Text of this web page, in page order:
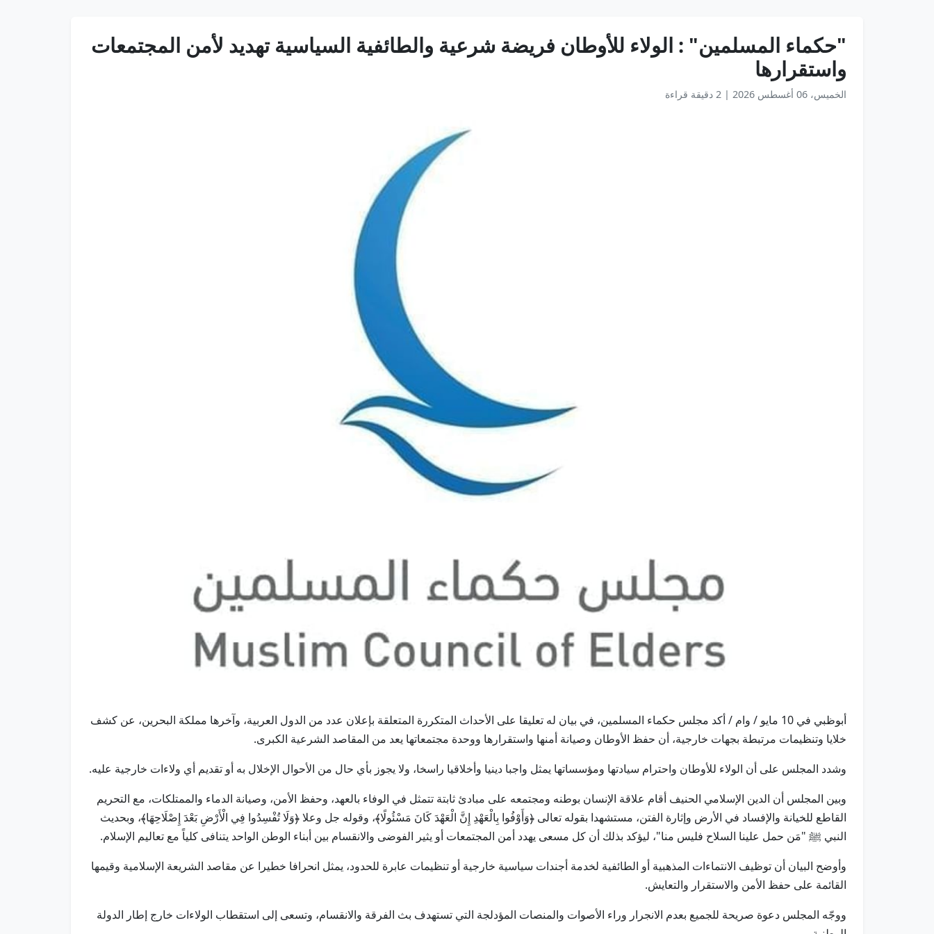
"حكماء المسلمين" : الولاء للأوطان فريضة شرعية والطائفية السياسية تهديد لأمن المجتمعات
واستقرارها
الخميس، 06 أغسطس 2026 | 2 دقيقة قراءة
أبوظبي في 10 مايو / وام / أكد مجلس حكماء المسلمين، في بيان له تعليقا على الأحداث المتكررة المتعلقة بإعلان عدد من الدول العربية، وآخرها مملكة البحرين، عن كشف
خلايا وتنظيمات مرتبطة بجهات خارجية، أن حفظ الأوطان وصيانة أمنها واستقرارها ووحدة مجتمعاتها يعد من المقاصد الشرعية الكبرى.
وشدد المجلس على أن الولاء للأوطان واحترام سيادتها ومؤسساتها يمثل واجبا دينيا وأخلاقيا راسخا، ولا يجوز بأي حال من الأحوال الإخلال به أو تقديم أي ولاءات خارجية عليه.
وبين المجلس أن الدين الإسلامي الحنيف أقام علاقة الإنسان بوطنه ومجتمعه على مبادئ ثابتة تتمثل في الوفاء بالعهد، وحفظ الأمن، وصيانة الدماء والممتلكات، مع التحريم
القاطع للخيانة والإفساد في الأرض وإثارة الفتن، مستشهدا بقوله تعالى ﴿وَأَوْفُوا بِالْعَهْدِ إِنَّ الْعَهْدَ كَانَ مَسْئُولًا﴾، وقوله جل وعلا ﴿وَلَا تُفْسِدُوا فِي الْأَرْضِ بَعْدَ إِصْلَاحِهَا﴾، وبحديث
النبي ﷺ "مَن حمل علينا السلاح فليس منا"، ليؤكد بذلك أن كل مسعى يهدد أمن المجتمعات أو يثير الفوضى والانقسام بين أبناء الوطن الواحد يتنافى كلياً مع تعاليم الإسلام.
وأوضح البيان أن توظيف الانتماءات المذهبية أو الطائفية لخدمة أجندات سياسية خارجية أو تنظيمات عابرة للحدود، يمثل انحرافا خطيرا عن مقاصد الشريعة الإسلامية وقيمها
القائمة على حفظ الأمن والاستقرار والتعايش.
ووجّه المجلس دعوة صريحة للجميع بعدم الانجرار وراء الأصوات والمنصات المؤدلجة التي تستهدف بث الفرقة والانقسام، وتسعى إلى استقطاب الولاءات خارج إطار الدولة